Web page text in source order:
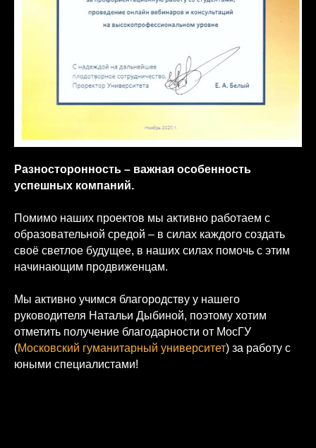
Разносторонность – важная особенность
успешных компаний.
Помимо наших проектов мы активно работаем с
образовательной средой – в силах каждого создать
своё светлое будущее, в наших силах помочь с этим
начинающим продвиженцам.
Мы активно учимся благородству у нашего
руководителя Натальи Дыбиной, поэтому хотим
отметить получение благодарности от МосГУ
(Московский гуманитарный университет) за работу с
юными специалистами!